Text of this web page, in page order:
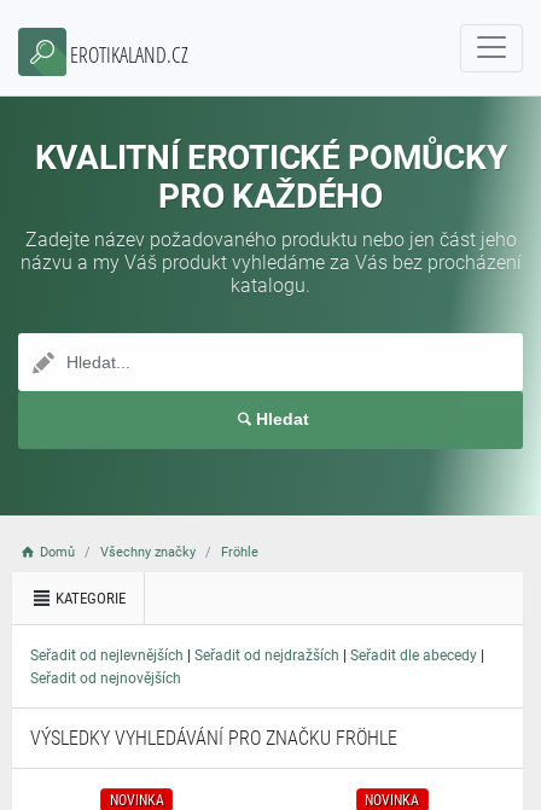
EROTIKALAND.CZ
KVALITNÍ EROTICKÉ POMŮCKY
PRO KAŽDÉHO
Zadejte název požadovaného produktu nebo jen část jeho
názvu a my Váš produkt vyhledáme za Vás bez procházení
katalogu.
Hledat
Domů Všechny značky Fröhle
KATEGORIE
Seřadit od nejlevnějších | Seřadit od nejdražších | Seřadit dle abecedy |
Seřadit od nejnovějších
VÝSLEDKY VYHLEDÁVÁNÍ PRO ZNAČKU FRÖHLE
NOVINKA NOVINKA